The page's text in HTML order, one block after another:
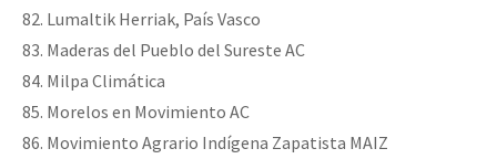
82. Lumaltik Herriak, País Vasco
83. Maderas del Pueblo del Sureste AC
84. Milpa Climática
85. Morelos en Movimiento AC
86. Movimiento Agrario Indígena Zapatista MAIZ